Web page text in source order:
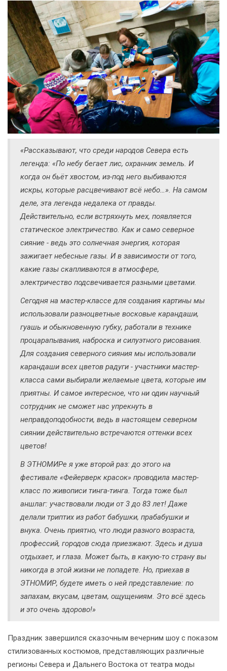
«Рассказывают, что среди народов Севера есть
легенда: «По небу бегает лис, охранник земель. И
когда он бьёт хвостом, из-под него выбиваются
искры, которые расцвечивают всё небо…». На самом
деле, эта легенда недалека от правды.
Действительно, если встряхнуть мех, появляется
статическое электричество. Как и само северное
сияние - ведь это солнечная энергия, которая
зажигает небесные газы. И в зависимости от того,
какие газы скапливаются в атмосфере,
электричество подсвечивается разными цветами.
Сегодня на мастер-классе для создания картины мы
использовали разноцветные восковые карандаши,
гуашь и обыкновенную губку, работали в технике
процарапывания, наброска и силуэтного рисования.
Для создания северного сияния мы использовали
карандаши всех цветов радуги - участники мастер-
класса сами выбирали желаемые цвета, которые им
приятны. И самое интересное, что ни один научный
сотрудник не сможет нас упрекнуть в
неправдоподобности, ведь в настоящем северном
сиянии действительно встречаются оттенки всех
цветов!
В ЭТНОМИРе я уже второй раз: до этого на
фестивале «Фейерверк красок» проводила мастер-
класс по живописи тинга-тинга. Тогда тоже был
аншлаг: участвовали люди от 3 до 83 лет! Даже
делали триптих из работ бабушки, прабабушки и
внука. Очень приятно, что люди разного возраста,
профессий, городов сюда приезжают. Здесь и душа
отдыхает, и глаза. Может быть, в какую-то страну вы
никогда в этой жизни не попадете. Но, приехав в
ЭТНОМИР, будете иметь о ней представление: по
запахам, вкусам, цветам, ощущениям. Это всё здесь
и это очень здорово!»
Праздник завершился сказочным вечерним шоу с показом
стилизованных костюмов, представляющих различные
регионы Севера и Дальнего Востока от театра моды